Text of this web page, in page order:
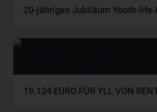
20-jähriges Jubiläum Youth-
19.124 EURO FÜR YLL VON